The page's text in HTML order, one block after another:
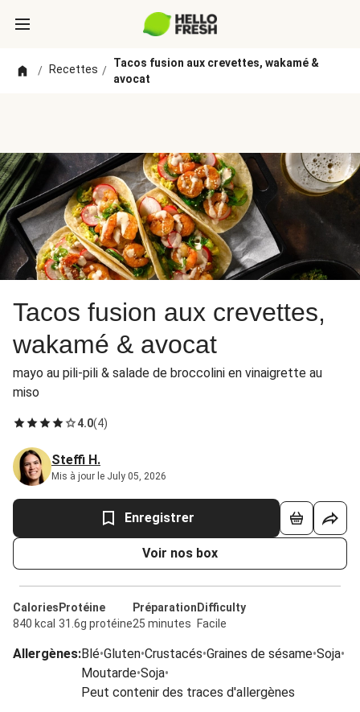
/ Recettes /
Tacos fusion aux crevettes, wakamé &
avocat
Tacos fusion aux crevettes,
wakamé & avocat
mayo au pili-pili & salade de broccolini en vinaigrette au
miso
4.0(4)
Steffi H.
Mis à jour le July 05, 2026
Enregistrer
Voir nos box
Calories
840 kcal
Protéine
31.6g protéine
Préparation
25 minutes
Difficulty
Facile
Allergènes:Blé•Gluten•Crustacés•Graines de sésame•Soja•
Moutarde•Soja•
Peut contenir des traces d'allergènes